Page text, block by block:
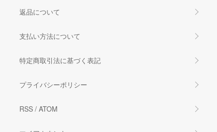
返品について
支払い方法について
特定商取引法に基づく表記
プライバシーポリシー
RSS / ATOM